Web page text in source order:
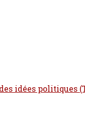
idées politiques